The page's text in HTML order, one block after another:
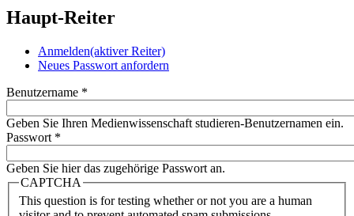
Haupt-Reiter
Anmelden(aktiver Reiter)
Neues Passwort anfordern
Benutzername *
Geben Sie Ihren Medienwissenschaft studieren-Benutzernamen ein.
Passwort *
Geben Sie hier das zugehörige Passwort an.
CAPTCHA
This question is for testing whether or not you are a human